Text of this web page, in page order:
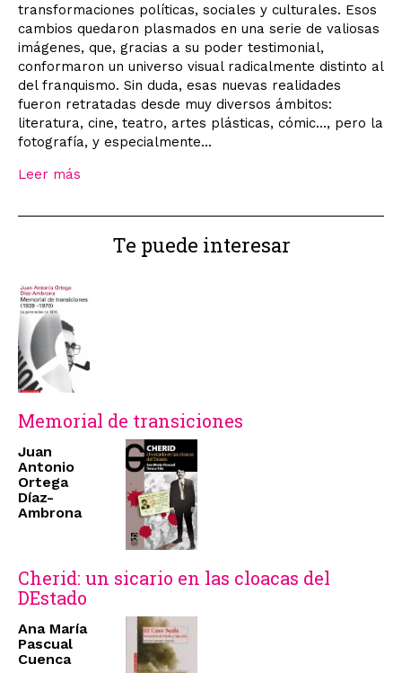
transformaciones políticas, sociales y culturales. Esos
cambios quedaron plasmados en una serie de valiosas
imágenes, que, gracias a su poder testimonial,
conformaron un universo visual radicalmente distinto al
del franquismo. Sin duda, esas nuevas realidades
fueron retratadas desde muy diversos ámbitos:
literatura, cine, teatro, artes plásticas, cómic..., pero la
fotografía, y especialmente...
Leer más
Te puede interesar
Memorial de transiciones
Juan
Antonio
Ortega
Díaz-
Ambrona
Cherid: un sicario en las cloacas del
DEstado
Ana María
Pascual
Cuenca